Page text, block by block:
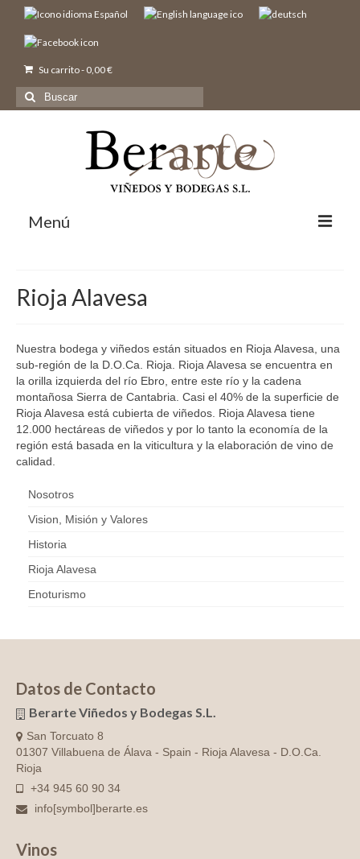
Su carrito- 0,00€
Buscar
por:
Menú
Nosotros
Comprar
Galeria
Contactar
Rioja Alavesa
Nuestra bodega y viñedos están situados en Rioja Alavesa, una
sub-región de la D.O.Ca. Rioja. Rioja Alavesa se ​​encuentra en
la orilla izquierda del río Ebro, entre este río y la cadena
montañosa Sierra de Cantabria. Casi el 40% de la superficie de
Rioja Alavesa está cubierta de viñedos. Rioja Alavesa tiene
12.000 hectáreas de viñedos y por lo tanto la economía de la
región está basada en la viticultura y la elaboración de vino de
calidad.
Nosotros
Vision, Misión y Valores
Historia
Rioja Alavesa
Enoturismo
Datos de Contacto
Berarte Viñedos y Bodegas S.L.
San Torcuato 8
01307 Villabuena de Álava - Spain - Rioja Alavesa - D.O.Ca.
Rioja
+34 945 60 90 34
info[symbol]berarte.es
Vinos